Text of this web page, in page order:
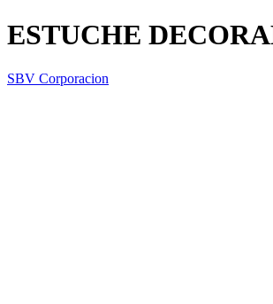
ESTUCHE
SBV Corporacion